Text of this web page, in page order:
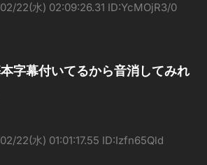
22(水) 02:09:26.31 ID:YcMOjR3/0
字幕付いてるから音消してみれ
22(水) 01:01:17.55 ID:Izfn65Qld